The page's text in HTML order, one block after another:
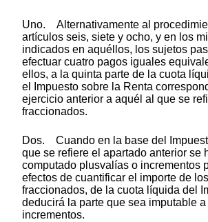
Uno. Alternativamente al
artículos seis, siete y ocho, y en los
indicados en aquéllos, los sujetos
efectuar cuatro pagos iguales
ellos, a la quinta parte de la cuota
el Impuesto sobre la Renta
ejercicio anterior a aquél al que se
fraccionados.
Dos. Cuando en la base del
que se refiere el apartado anterior se
computado plusvalías o incrementos
efectos de cuantificar el importe de
fraccionados, de la cuota líquida del
deducirá la parte que sea imputable
incrementos.